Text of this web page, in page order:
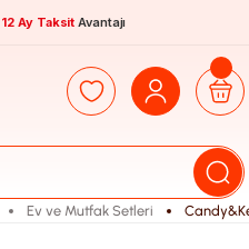
12 Ay Taksit Avantajı
Ev ve Mutfak Setleri